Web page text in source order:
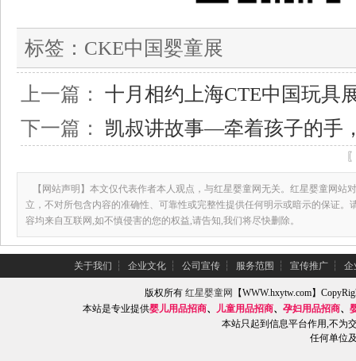
标签： CKE中国婴童展
上一篇： 十月相约上海CTE中国玩具
下一篇： 凯叔讲故事—牵着孩子的手
【网站声明】本文仅代表作者本人观点，与红星婴童网无关。红星婴童网站
立，不对所包含内容的准确性、可靠性或完整性提供任何明示或暗示的保证。
容均来自互联网,如不慎侵害的您的权益,请告知,我们将尽快删除。
关于我们 ┆ 企业文化 ┆ 公司宣传 ┆ 服务范围 ┆ 宣传推广 ┆ 企
版权所有红星婴童网
【WWW.hxytw.com】
本站是专业提供婴儿用品招商、 儿童用品招商、 孕妇用品招商、
本站只起到信息平台作用,不为
任何单位